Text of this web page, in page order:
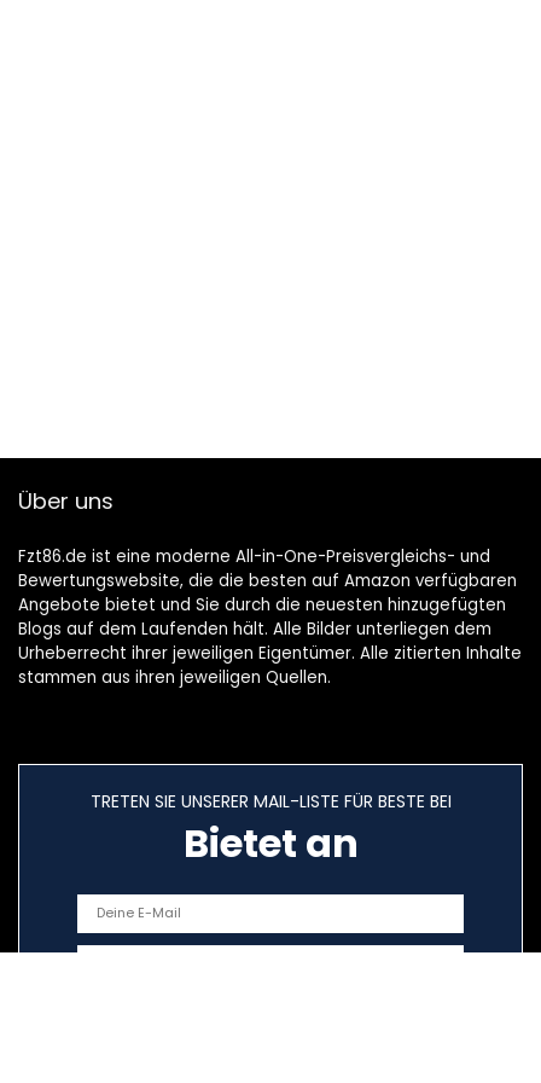
Über uns
Fzt86.de ist eine moderne All-in-One-Preisvergleichs- und
Bewertungswebsite, die die besten auf Amazon verfügbaren
Angebote bietet und Sie durch die neuesten hinzugefügten
Blogs auf dem Laufenden hält. Alle Bilder unterliegen dem
Urheberrecht ihrer jeweiligen Eigentümer. Alle zitierten Inhalte
stammen aus ihren jeweiligen Quellen.
TRETEN SIE UNSERER MAIL-LISTE FÜR BESTE BEI
Bietet an